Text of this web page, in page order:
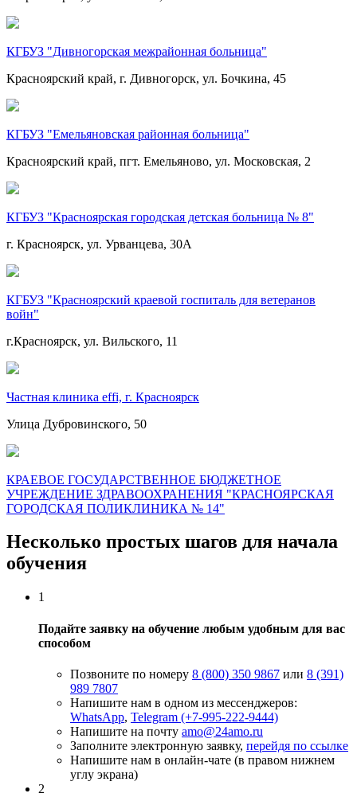
КГБУЗ "Дивногорская межрайонная больница"
Красноярский край, г. Дивногорск, ул. Бочкина, 45
КГБУЗ "Емельяновская районная больница"
Красноярский край, пгт. Емельяново, ул. Московская, 2
КГБУЗ "Красноярская городская детская больница № 8"
г. Красноярск, ул. Урванцева, 30А
КГБУЗ "Красноярский краевой госпиталь для ветеранов
войн"
г.Красноярск, ул. Вильского, 11
Частная клиника effi, г. Красноярск
Улица Дубровинского, 50
КРАЕВОЕ ГОСУДАРСТВЕННОЕ БЮДЖЕТНОЕ
УЧРЕЖДЕНИЕ ЗДРАВООХРАНЕНИЯ "КРАСНОЯРСКАЯ
ГОРОДСКАЯ ПОЛИКЛИНИКА № 14"
Несколько простых шагов для начала
обучения
1
Подайте заявку на обучение любым удобным для вас
способом
Позвоните по номеру 8 (800) 350 9867 или 8 (391)
989 7807
Напишите нам в одном из мессенджеров:
WhatsApp, Telegram (+7-995-222-9444)
Напишите на почту amo@24amo.ru
Заполните электронную заявку, перейдя по ссылке
Напишите нам в онлайн-чате (в правом нижнем
углу экрана)
2